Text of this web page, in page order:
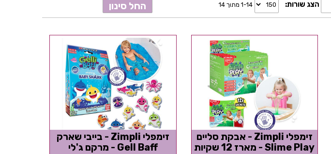
הצג שורות: 1-14 מתוך 14
זימפלי Zimpli - אבקת סליים
Slime Play - מארז 12 שקיות
זימפלי Zimpli - בייבי שארק
Gell Baff - מרקם ג'לי